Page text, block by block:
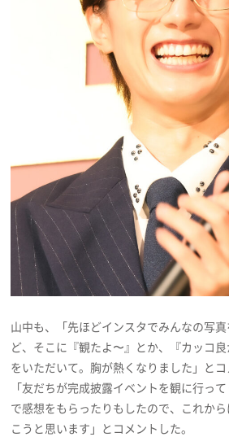
山中も、「先ほどインスタでみんなの写
ど、そこに『観たよ〜』とか、『カッコ
をいただいて。胸が熱くなりました」と
「友だちが完成披露イベントを観に行っ
で感想をもらったりもしたので、これか
こうと思います」とコメントした。